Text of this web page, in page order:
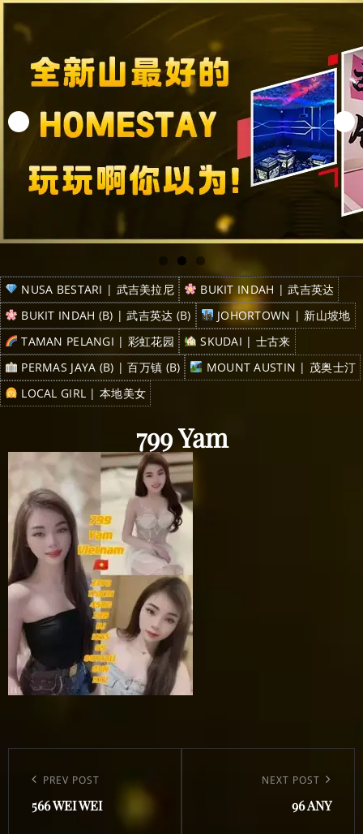
NUSA BESTARI | 武吉美拉尼
BUKIT INDAH | 武吉英达
BUKIT INDAH (B) | 武吉英达 (B)
JOHORTOWN | 新山坡地
TAMAN PELANGI | 彩虹花园
SKUDAI | 士古来
PERMAS JAYA (B) | 百万镇 (B)
MOUNT AUSTIN | 茂奥士汀
LOCAL GIRL | 本地美女
799 Yam
navigation
Previous
Post
PREV POST
566 WEI WEI
NEXT POST
96 ANY